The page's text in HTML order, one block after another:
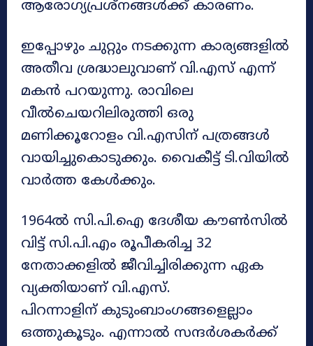
ആരോഗ്യപ്രശ്നങ്ങൾക്ക് കാരണം.
ഇപ്പോഴും ചുറ്റും നടക്കുന്ന കാര്യങ്ങളിൽ
അതീവ ശ്രദ്ധാലുവാണ് വി.എസ് എന്ന്
മകൻ പറയുന്നു. രാവിലെ
വീൽചെയറിലിരുത്തി ഒരു
മണിക്കൂറോളം വി.എസിന് പത്രങ്ങൾ
വായിച്ചുകൊടുക്കും. വൈകീട്ട് ടി.വിയിൽ
വാർത്ത കേൾക്കും.
1964ൽ സി.പി.ഐ ദേശീയ കൗൺസിൽ
വിട്ട് സി.പി.എം രൂപീകരിച്ച 32
നേതാക്കളിൽ ജീവിച്ചിരിക്കുന്ന ഏക
വ്യക്തിയാണ് വി.എസ്.
പിറന്നാളിന് കുടുംബാംഗങ്ങളെല്ലാം
ഒത്തുകൂടും. എന്നാൽ സന്ദർശകർക്ക്